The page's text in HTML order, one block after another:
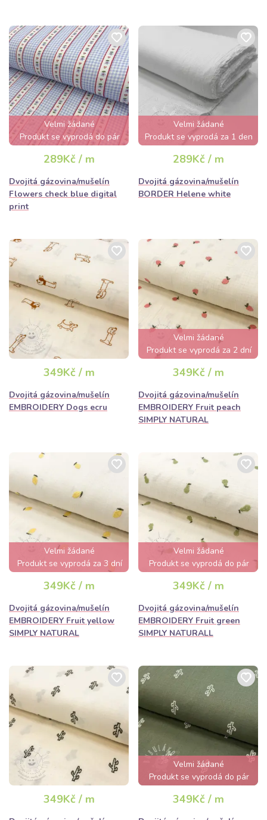
Velmi žádané
Produkt se vyprodá do pár
hodin
289Kč / m
Dvojitá gázovina/mušelín
Flowers check blue digital
print
Velmi žádané
Produkt se vyprodá za 1 den
289Kč / m
Dvojitá gázovina/mušelín
BORDER Helene white
349Kč / m
Dvojitá gázovina/mušelín
EMBROIDERY Dogs ecru
Velmi žádané
Produkt se vyprodá za 2 dní
349Kč / m
Dvojitá gázovina/mušelín
EMBROIDERY Fruit peach
SIMPLY NATURAL
Velmi žádané
Produkt se vyprodá za 3 dní
349Kč / m
Dvojitá gázovina/mušelín
EMBROIDERY Fruit yellow
SIMPLY NATURAL
Velmi žádané
Produkt se vyprodá do pár
hodin
349Kč / m
Dvojitá gázovina/mušelín
EMBROIDERY Fruit green
SIMPLY NATURALL
349Kč / m
Velmi žádané
Produkt se vyprodá do pár
hodin
349Kč / m